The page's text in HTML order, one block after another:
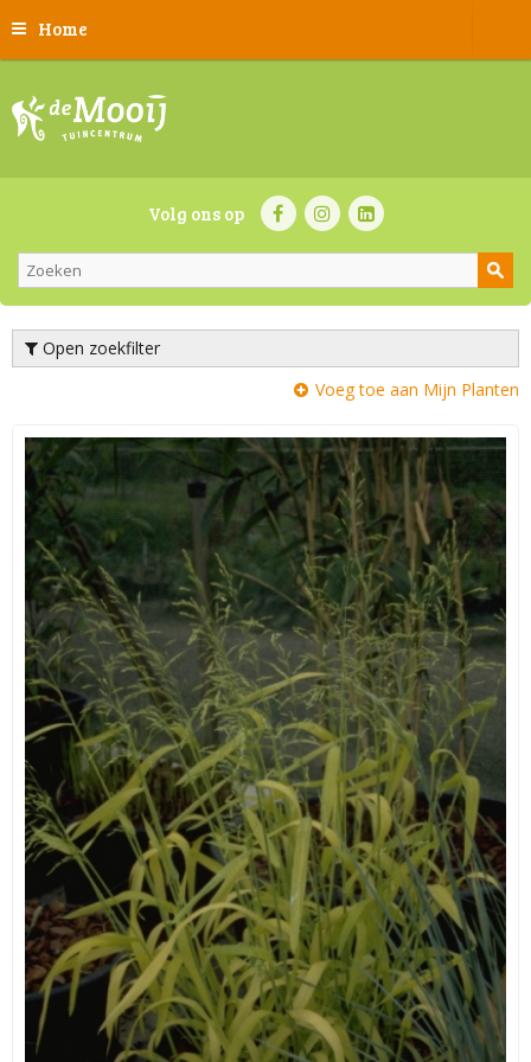
Home
Volg ons op
Open zoekfilter
Voeg toe aan Mijn Planten